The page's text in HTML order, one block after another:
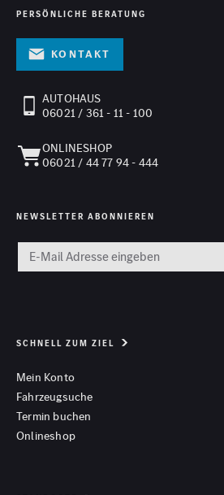
PERSÖNLICHE BERATUNG
Kontakt
AUTOHAUS
06021 / 361 - 11 - 100
ONLINESHOP
06021 / 44 77 94 - 444
NEWSLETTER ABONNIEREN
SCHNELL ZUM ZIEL
Mein Konto
Fahrzeugsuche
Termin buchen
Onlineshop